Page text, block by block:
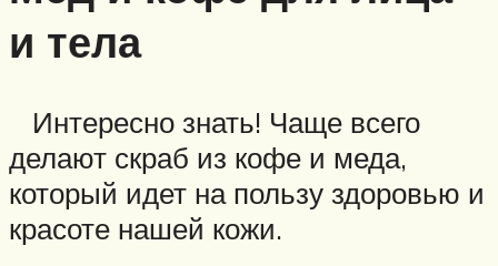
и тела
Интересно знать! Чаще всего
делают скраб из кофе и меда,
который идет на пользу здоровью и
красоте нашей кожи.